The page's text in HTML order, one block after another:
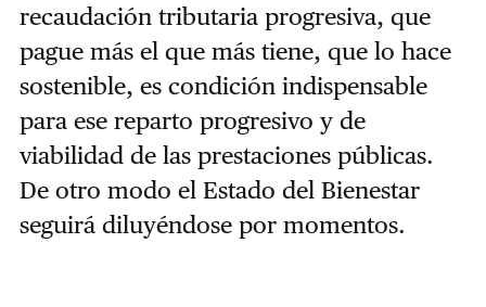
recaudación tributaria progresiva, que
pague más el que más tiene, que lo hace
sostenible, es condición indispensable
para ese reparto progresivo y de
viabilidad de las prestaciones públicas.
De otro modo el Estado del Bienestar
seguirá diluyéndose por momentos.